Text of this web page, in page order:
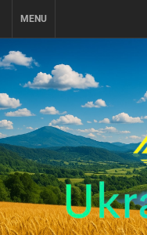
MENU